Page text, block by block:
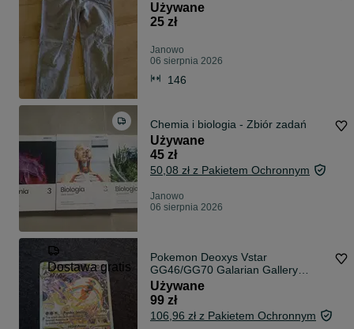
Używane
25 zł
Janowo
06 sierpnia 2026
146
Chemia i biologia - Zbiór zadań
Używane
45 zł
50,08 zł z Pakietem Ochronnym
Janowo
06 sierpnia 2026
Dostawa gratis
Pokemon Deoxys Vstar
GG46/GG70 Galarian Gallery
Używane
99 zł
106,96 zł z Pakietem Ochronnym